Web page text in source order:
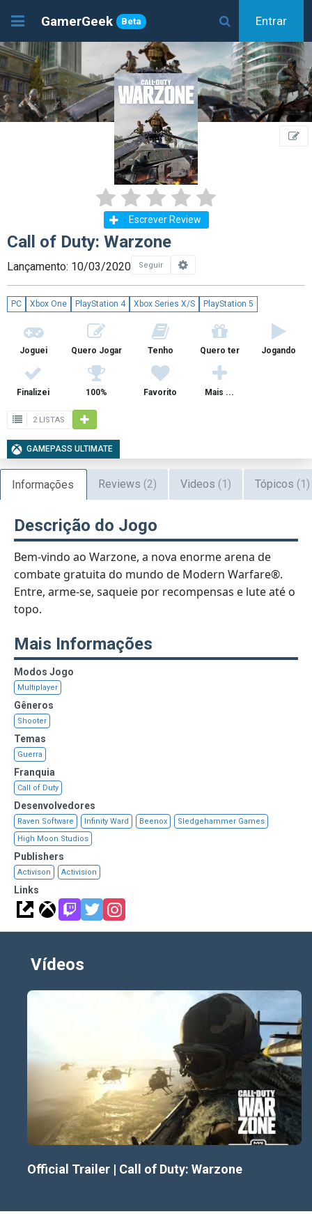
GamerGeek Beta Entrar
Escrever Review
Call of Duty: Warzone
Lançamento: 10/03/2020 Seguir
PC Xbox One PlayStation 4 Xbox Series X/S PlayStation 5
Joguei Quero Jogar Tenho Quero ter Jogando
Finalizei 100% Favorito Mais ...
2 LISTAS
GAMEPASS ULTIMATE
Informações Reviews (2) Videos (1) Tópicos (1)
Descrição do Jogo
Bem-vindo ao Warzone, a nova enorme arena de
combate gratuita do mundo de Modern Warfare®.
Entre, arme-se, saqueie por recompensas e lute até o
topo.
Mais Informações
Modos Jogo
Multiplayer
Gêneros
Shooter
Temas
Guerra
Franquia
Call of Duty
Desenvolvedores
Raven Software Infinity Ward Beenox
Sledgehammer Games
High Moon Studios
Publishers
Activison Activision
Links
Vídeos
Official Trailer | Call of Duty: Warzone